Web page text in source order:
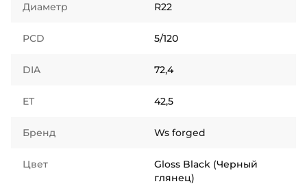
Диаметр R22
PCD 5/120
DIA 72,4
ET 42,5
Бренд Ws forged
Цвет
Gloss Black (Черный
глянец)